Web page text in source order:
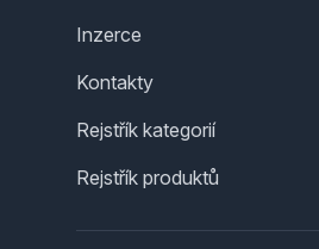
Inzerce
Kontakty
Rejstřík kategorií
Rejstřík produktů